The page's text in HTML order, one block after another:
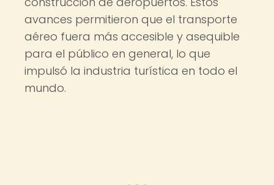
avances permitieron que el transporte
aéreo fuera más accesible y asequible
para el público en general, lo que
impulsó la industria turística en todo el
mundo.